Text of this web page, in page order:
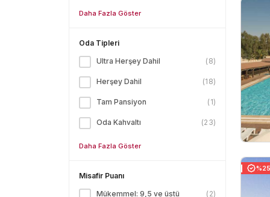
Daha Fazla Göster
Oda Tipleri
Ultra Herşey Dahil
( 8)
Herşey Dahil (18)
Tam Pansiyon ( 1)
Oda Kahvaltı (23)
Daha Fazla Göster
Misafir Puanı
Mükemmel: 9,5 ve üstü
( 2)
%25